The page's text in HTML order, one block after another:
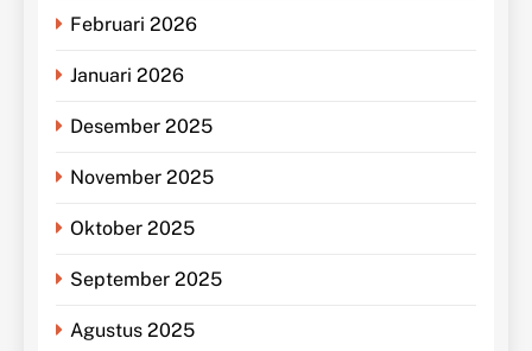
Februari 2026
Januari 2026
Desember 2025
November 2025
Oktober 2025
September 2025
Agustus 2025